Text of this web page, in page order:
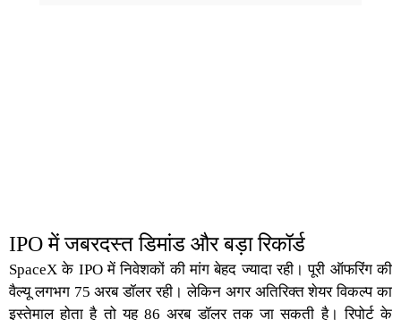
IPO में जबरदस्त डिमांड और बड़ा रिकॉर्ड
SpaceX के IPOमें निवेशकों की मांग बेहद ज्यादा रही। पूरी ऑफरिंग की
वैल्यू लगभग 75 अरब डॉलर रही। लेकिन अगर अतिरिक्त शेयर विकल्प का
इस्तेमाल होता है तो यह 86 अरब डॉलर तक जा सकती है। रिपोर्ट के